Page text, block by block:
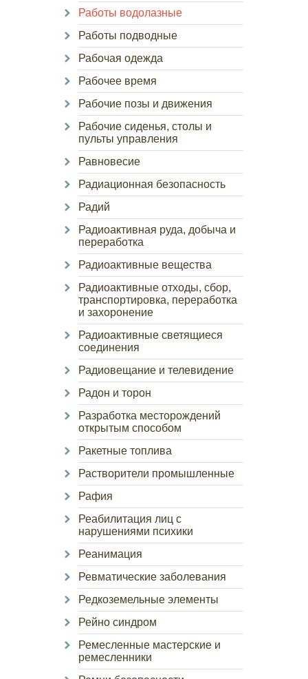
Работы водолазные
Работы подводные
Рабочая одежда
Рабочее время
Рабочие позы и движения
Рабочие сиденья, столы и
пульты управления
Равновесие
Радиационная безопасность
Радий
Радиоактивная руда, добыча и
переработка
Радиоактивные вещества
Радиоактивные отходы, сбор,
транспортировка, переработка
и захоронение
Радиоактивные светящиеся
соединения
Радиовещание и телевидение
Радон и торон
Разработка месторождений
открытым способом
Ракетные топлива
Растворители промышленные
Рафия
Реабилитация лиц с
нарушениями психики
Реанимация
Ревматические заболевания
Редкоземельные элементы
Рейно синдром
Ремесленные мастерские и
ремесленники